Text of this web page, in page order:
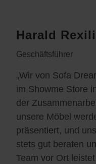
Harald
Geschäftsführer
„Wir von Sofa
im Showme Store
der
unsere Möbel
präsentiert, und
stets gut beraten
Team vor Ort